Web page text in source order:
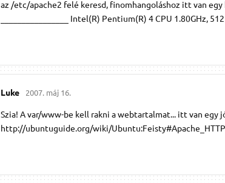
az /etc/apache2 felé keresd, finomhangoláshoz itt van
________________ Intel(R) Pentium(R) 4 CPU 1.80GHz,
Luke 2007. máj 16.
Szia! A var/www-be kell rakni a webtartalmat... itt van egy
http://ubuntuguide.org/wiki/